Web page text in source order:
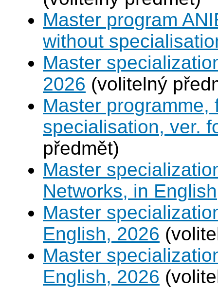
Master program
without
Master
2026 (volitelný
Master
specialisation, ver.
předmět)
Master
Networks, in
Master
English, 2026
Master
English, 2026